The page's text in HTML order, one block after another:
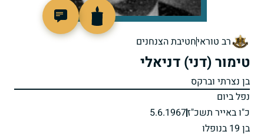
רב טוראיחטיבת הצנחנים
טימור (דני) דניאלי
בן נצרתי וברקס
נפל ביום
כ"ו באייר תשכ"ז5.6.1967
בן 19 בנופלו